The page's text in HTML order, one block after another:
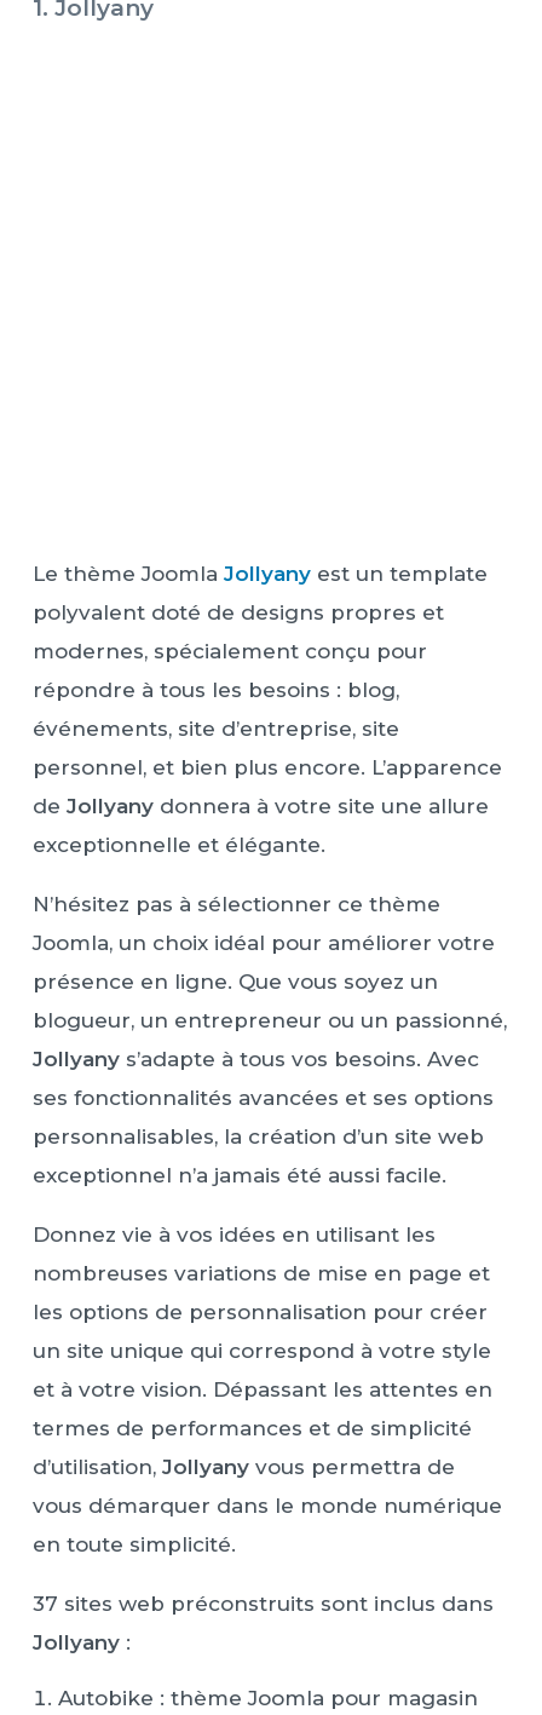
1. Jollyany
Le thème Joomla Jollyanyest un template
polyvalent doté de designs propres et
modernes, spécialement conçu pour
répondre à tous les besoins : blog,
événements, site d’entreprise, site
personnel, et bien plus encore. L’apparence
de Jollyanydonnera à votre site une allure
exceptionnelle et élégante.
N’hésitez pas à sélectionner ce thème
Joomla, un choix idéal pour améliorer votre
présence en ligne. Que vous soyez un
blogueur, un entrepreneur ou un passionné,
Jollyanys’adapte à tous vos besoins. Avec
ses fonctionnalités avancées et ses options
personnalisables, la création d’un site web
exceptionnel n’a jamais été aussi facile.
Donnez vie à vos idées en utilisant les
nombreuses variations de mise en page et
les options de personnalisation pour créer
un site unique qui correspond à votre style
et à votre vision. Dépassant les attentes en
termes de performances et de simplicité
d’utilisation, Jollyanyvous permettra de
vous démarquer dans le monde numérique
en toute simplicité.
37 sites web préconstruits sont inclus dans
Jollyany:
Autobike : thème Joomla pour magasin